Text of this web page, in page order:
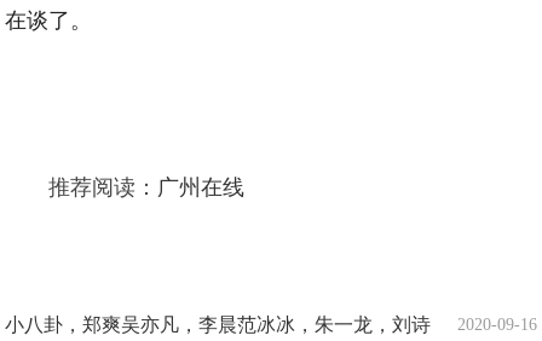
在谈了。
推荐阅读： 广州在线
2020-09-16
小八卦，郑爽吴亦凡，李晨范冰冰，朱一龙，刘诗